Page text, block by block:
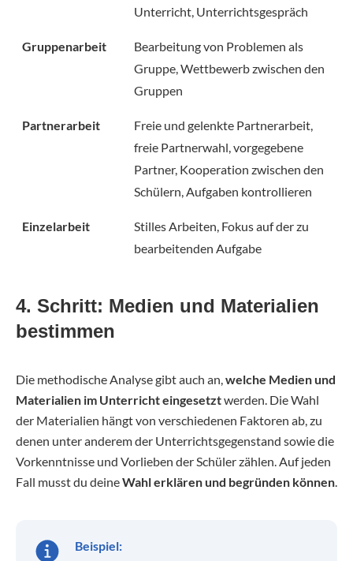
Unterricht, Unterrichtsgespräch
Gruppenarbeit
Bearbeitung von Problemen als
Gruppe, Wettbewerb zwischen den
Gruppen
Partnerarbeit
Freie und gelenkte Partnerarbeit,
freie Partnerwahl, vorgegebene
Partner, Kooperation zwischen den
Schülern, Aufgaben kontrollieren
Einzelarbeit
Stilles Arbeiten, Fokus auf der zu
bearbeitenden Aufgabe
4. Schritt: Medien und Materialien
bestimmen
Die methodische Analyse gibt auch an,welche Medien und
Materialien im Unterricht eingesetztwerden. Die Wahl
der Materialien hängt von verschiedenen Faktoren ab, zu
denen unter anderem der Unterrichtsgegenstand sowie die
Vorkenntnisse und Vorlieben der Schüler zählen. Auf jeden
Fall musst du deineWahl erklären und begründen können.
Beispiel: